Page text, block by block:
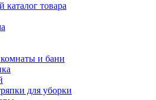
товара
и бани
для уборки